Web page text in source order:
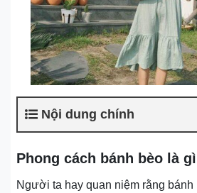
Nội dung chính
Phong cách bánh bèo là
Người ta hay quan niệm rằng